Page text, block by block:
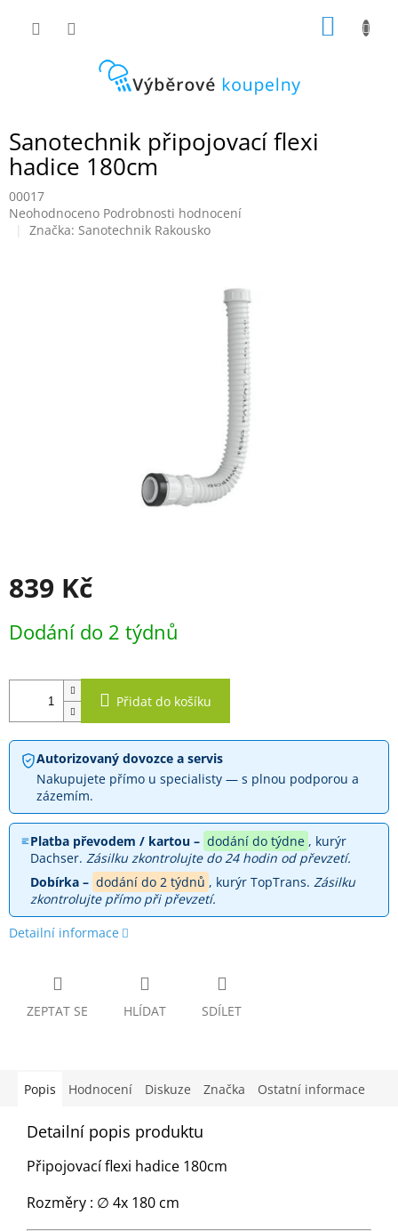
Sanotechnik připojovací flexi
hadice 180cm
00017
Průměrné
hodnocení
Neohodnoceno Podrobnosti hodnocení
Značka: Sanotechnik Rakousko
839 Kč
cena:
Dodání do 2 týdnů
Přidat do košíku
Autorizovaný dovozce a servis
Nakupujete přímo u specialisty — s plnou podporou a
zázemím.
Platba převodem / kartou – dodání do týdne , kurýr
Dachser. Zásilku zkontrolujte do 24 hodin od převzetí.
Dobírka – dodání do 2 týdnů , kurýr TopTrans. Zásilku
zkontrolujte přímo při převzetí.
Detailní informace
ZEPTAT SE HLÍDAT SDÍLET
Popis Hodnocení Diskuze Značka Ostatní informace
Detailní popis produktu
Připojovací flexi hadice 180cm
Rozměry : ∅ 4x 180 cm